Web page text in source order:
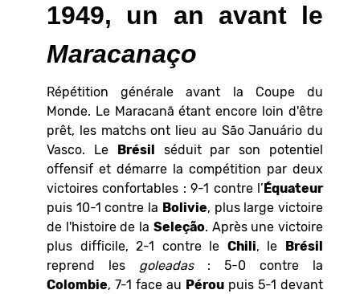
1949, un an avant le
Maracanaço
Répétition générale avant la Coupe du
Monde. Le Maracanã étant encore loin d'être
prêt, les matchs ont lieu au São Januário du
Vasco. Le Brésil séduit par son potentiel
offensif et démarre la compétition par deux
victoires confortables : 9-1 contre l’Équateur
puis 10-1 contre la Bolivie, plus large victoire
de l'histoire de la Seleção. Après une victoire
plus difficile, 2-1 contre le Chili, le Brésil
reprend les goleadas: 5-0 contre la
Colombie, 7-1 face au Pérou puis 5-1 devant